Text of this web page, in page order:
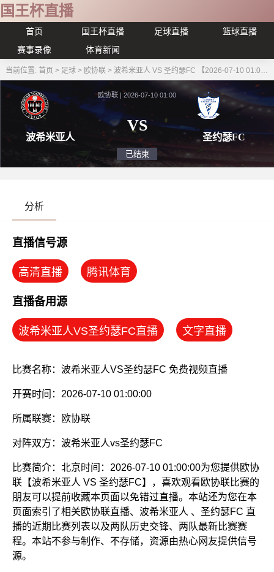
国王杯直播
首页 国王杯直播 足球直播
篮球直播
赛事录像
体育新闻
当前位置: 首页 > 足球> 欧协联> 波希米亚人 VS 圣约瑟FC 【2026-07-10 01:00:00】
波希米亚人
欧协联 | 2026-07-10 01:00
VS
圣约
分析
直播信号源
高清直播 腾讯体育
直播备用源
波希米亚人VS圣约瑟FC直播 文字直播
比赛名称：波希米亚人VS圣约瑟FC 免费视频直播
开赛时间：2026-07-10 01:00:00
所属联赛： 欧协联
对阵双方：波希米亚人vs圣约瑟FC
比赛简介：北京时间：2026-07-10 01:00:00为您提供欧协
联【波希米亚人 VS 圣约瑟FC】，喜欢观看欧协联比赛的
朋友可以提前收藏本页面以免错过直播。本站还为您在本
页面索引了相关欧协联直播、波希米亚人 、圣约瑟FC 直
播的近期比赛列表以及两队历史交锋、两队最新比赛赛
程。本站不参与制作、不存储，资源由热心网友提供信号
源。